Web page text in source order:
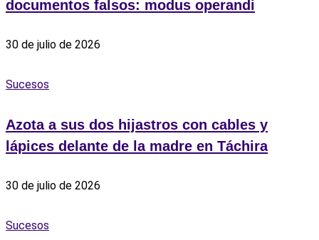
documentos falsos: modus operandi
30 de julio de 2026
Sucesos
Azota a sus dos hijastros con cables y
lápices delante de la madre en Táchira
30 de julio de 2026
Sucesos